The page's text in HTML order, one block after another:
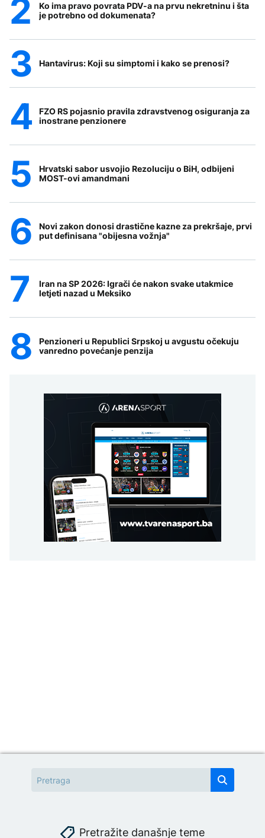
Ko ima pravo povrata PDV-a na prvu nekretninu i šta
je potrebno od dokumenata?
Hantavirus: Koji su simptomi i kako se prenosi?
FZO RS pojasnio pravila zdravstvenog osiguranja za
inostrane penzionere
Hrvatski sabor usvojio Rezoluciju o BiH, odbijeni
MOST-ovi amandmani
Novi zakon donosi drastične kazne za prekršaje, prvi
put definisana "obijesna vožnja"
Iran na SP 2026: Igrači će nakon svake utakmice
letjeti nazad u Meksiko
Penzioneri u Republici Srpskoj u avgustu očekuju
vanredno povećanje penzija
Pretražite današnje teme